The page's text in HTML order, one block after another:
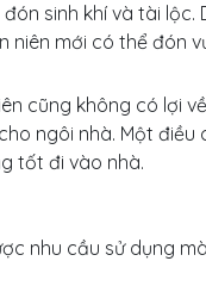
sinh khí và tài lộc.
niên mới có thể đón
cũng không có lợi
ngôi nhà. Một điều
tốt đi vào nhà.
nhu cầu sử dụng